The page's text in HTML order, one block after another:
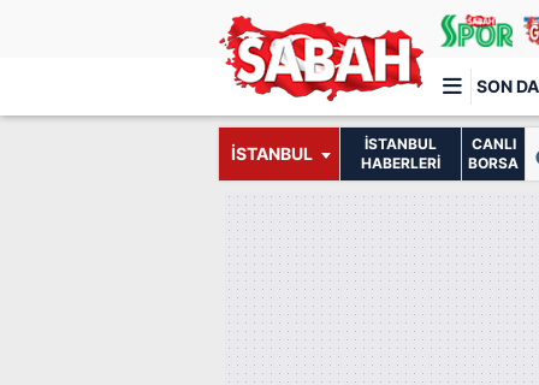
SON
Türkiye'nin en iyi haber sitesi
İSTANBUL
İSTANBUL
HABERLERİ
CANLI
BORSA